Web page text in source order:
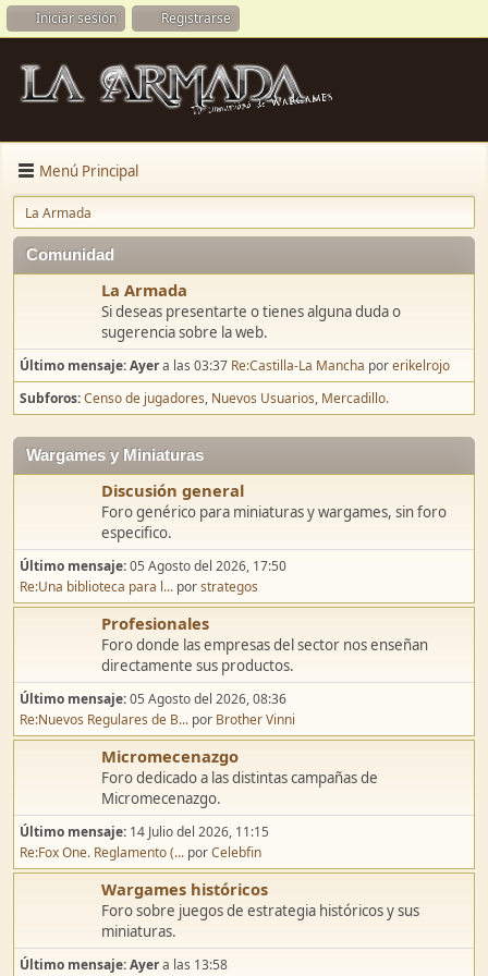
Iniciar sesión Registrarse
Menú Principal
La Armada
Comunidad
La Armada
Si deseas presentarte o tienes alguna duda o
sugerencia sobre la web.
Último mensaje:Ayera las 03:37 Re:Castilla-La Mancha porerikelrojo
Subforos Censo de jugadores Nuevos Usuarios Mercadillo.
Wargames y Miniaturas
Discusión general
Foro genérico para miniaturas y wargames, sin foro
especifico.
Último mensaje:05 Agosto del 2026, 17:50
Re:Una biblioteca para l... porstrategos
Profesionales
Foro donde las empresas del sector nos enseñan
directamente sus productos.
Último mensaje:05 Agosto del 2026, 08:36
Re:Nuevos Regulares de B... por Brother Vinni
Micromecenazgo
Foro dedicado a las distintas campañas de
Micromecenazgo.
Último mensaje: 14 Julio del 2026, 11:15
Re:Fox One. Reglamento (... porCelebfin
Wargames históricos
Foro sobre juegos de estrategia históricos y sus
miniaturas.
Último mensaje:Ayera las 13:58